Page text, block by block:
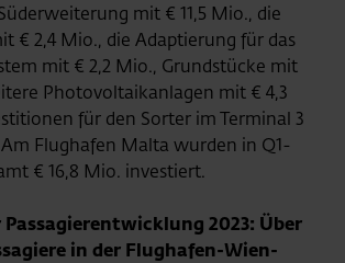
mit € 11,5 Mio., die
€ 2,4 Mio., die Adaptierung für das
mit € 2,2 Mio., Grundstücke mit
Photovoltaikanlagen mit € 4,3
für den Sorter im Terminal 3
Flughafen Malta wurden in Q1-
€ 16,8 Mio. investiert.
Passagierentwicklung 2023: Über
in der Flughafen-Wien-